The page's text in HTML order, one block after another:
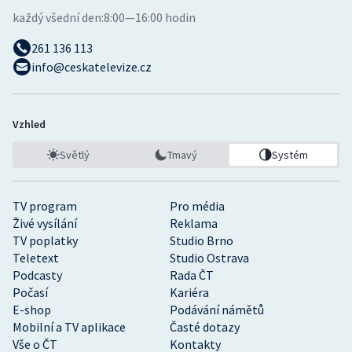
TV program
Pro média
Živé vysílání
Reklama
TV poplatky
Studio Brno
Teletext
Studio Ostrava
Podcasty
Rada ČT
Počasí
Kariéra
E-shop
Podávání námětů
Mobilní a TV aplikace
Časté dotazy
Vše o ČT
Kontakty
každý všední den:8:00—16:00 hodin
261 136 113
info@ceskatelevize.cz
Vzhled
Světlý Tmavý Systém